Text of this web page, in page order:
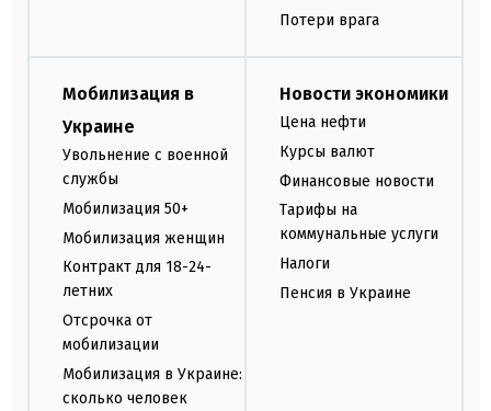
Потери врага
Мобилизация в
Украине
Увольнение с военной
службы
Мобилизация 50+
Мобилизация женщин
Контракт для 18-24-
летних
Отсрочка от
мобилизации
Мобилизация в Украине:
сколько человек
Новости экономики
Цена нефти
Курсы валют
Финансовые новости
Тарифы на
коммунальные услуги
Налоги
Пенсия в Украине